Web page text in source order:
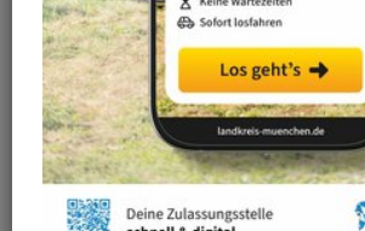
Alle Kategorien Amtsblatt
Arbeit / Gewerbe / Jobcenter
Ausländerrecht & Integration
Bürgerschaftliches Engagement
Eltern- und Jugendberatungsstelle